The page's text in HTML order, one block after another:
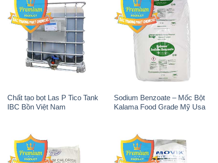
Chất tạo bọt Las P Tico Tank
IBC Bồn Việt Nam
Sodium Benzoate – Mốc Bột
Kalama Food Grade Mỹ Usa